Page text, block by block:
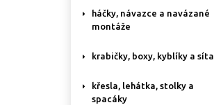
háčky, návazce a navázané
montáže
krabičky, boxy, kyblíky a síta
křesla, lehátka, stolky a
spacáky